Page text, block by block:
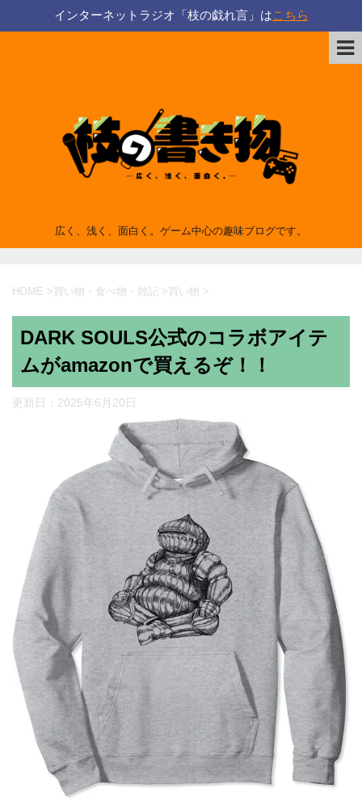
インターネットラジオ「枝の戯れ言」はこちら
広く、浅く、面白く。ゲーム中心の趣味ブログです。
HOME > 買い物・食べ物・雑記 > 買い物 >
DARK SOULS公式のコラボアイテ
ムがamazonで買えるぞ！！
更新日： 2025年6月20日